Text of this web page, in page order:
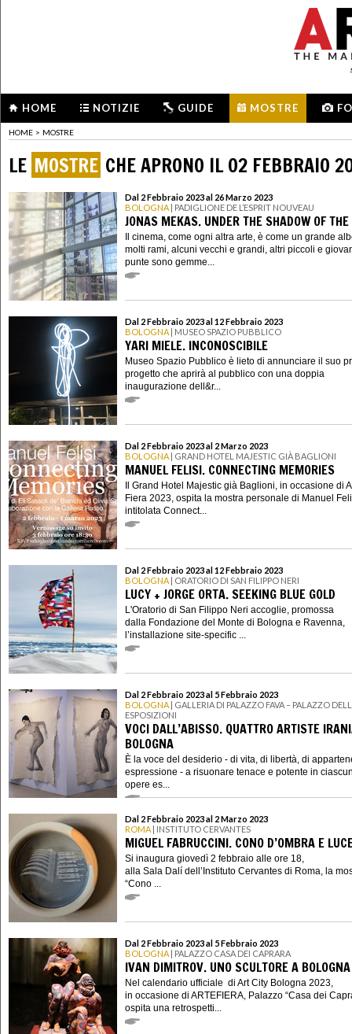
HOME NOTIZIE GUIDE MOSTRE
HOME > MOSTRE
LE MOSTRE CHE APRONO IL 02 FEBBRAIO
Dal 2 Febbraio 2023 al 26 Marzo 2023
BOLOGNA | PADIGLIONE DE L’ESPRIT NOUVEAU
JONAS MEKAS. UNDER THE SHADOW OF THE
Il cinema, come ogni altra arte, è come un grande
molti rami, alcuni vecchi e grandi, altri piccoli e
punte sono gemme...
Dal 2 Febbraio 2023 al 12 Febbraio 2023
BOLOGNA | MUSEO SPAZIO PUBBLICO
YARI MIELE. INCONOSCIBILE
Museo Spazio Pubblico è lieto di annunciare il suo
progetto che aprirà al pubblico con una doppia
inaugurazione dell&r...
Dal 2 Febbraio 2023 al 2 Marzo 2023
BOLOGNA | GRAND HOTEL MAJESTIC GIÀ BAGLIONI
MANUEL FELISI. CONNECTING MEMORIES
Il Grand Hotel Majestic già Baglioni, in occasione di
Fiera 2023, ospita la mostra personale di Manuel
intitolata Connect...
Dal 2 Febbraio 2023 al 12 Febbraio 2023
BOLOGNA | ORATORIO DI SAN FILIPPO NERI
LUCY + JORGE ORTA. SEEKING BLUE GOLD
L'Oratorio di San Filippo Neri accoglie, promossa
dalla Fondazione del Monte di Bologna e Ravenna,
l’installazione site-specific ...
Dal 2 Febbraio 2023 al 5 Febbraio 2023
BOLOGNA | GALLERIA DI PALAZZO FAVA – PALAZZO
ESPOSIZIONI
VOCI DALL’ABISSO. QUATTRO ARTISTE
BOLOGNA
È la voce del desiderio - di vita, di libertà, di
espressione - a risuonare tenace e potente in
opere es...
Dal 2 Febbraio 2023 al 2 Marzo 2023
ROMA | INSTITUTO CERVANTES
MIGUEL FABRUCCINI. CONO D’OMBRA E
Si inaugura giovedì 2 febbraio alle ore 18,
alla Sala Dalí dell’Instituto Cervantes di Roma, la
“Cono ...
Dal 2 Febbraio 2023 al 5 Febbraio 2023
BOLOGNA | PALAZZO CASA DEI CAPRARA
IVAN DIMITROV. UNO SCULTORE A BOLOGNA
Nel calendario ufficiale di Art City Bologna 2023,
in occasione di ARTEFIERA, Palazzo “Casa dei
ospita una retrospetti...